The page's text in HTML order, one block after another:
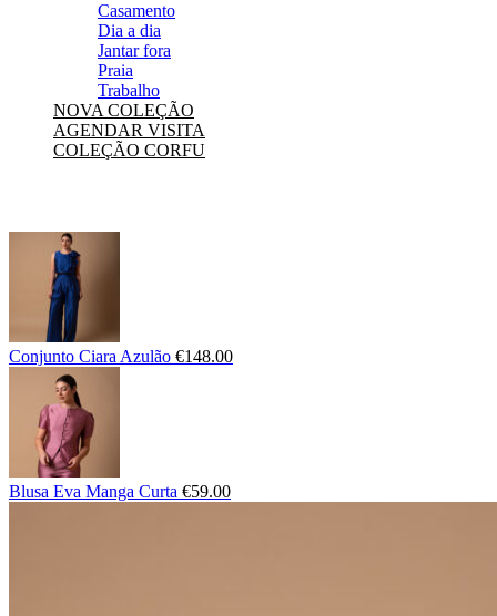
Casamento
Dia a dia
Jantar fora
Praia
Trabalho
NOVA COLEÇÃO
AGENDAR VISITA
COLEÇÃO CORFU
Conjunto Ciara Azulão €148.00
Blusa Eva Manga Curta €59.00